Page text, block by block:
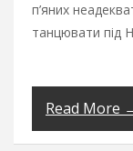
п’яних
танцювати під
Read More